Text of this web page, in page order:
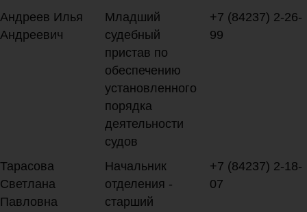
Андреев Илья
Андреевич
Младший
судебный
пристав по
обеспечению
установленного
порядка
деятельности
судов
+7 (84237) 2-26-
99
Тарасова
Светлана
Павловна
Начальник
отделения -
старший
+7 (84237) 2-18-
07